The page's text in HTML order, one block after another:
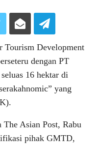
Tourism Development
dengan PT
16 hektar di
yang
Asian Post, Rabu
pihak GMTD,